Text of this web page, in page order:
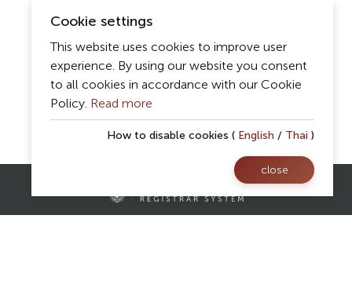
Cookie settings
This website uses cookies to improve user
experience. By using our website you consent
to all cookies in accordance with our Cookie
Policy. Read more
How to disable cookies ( English / Thai)
close